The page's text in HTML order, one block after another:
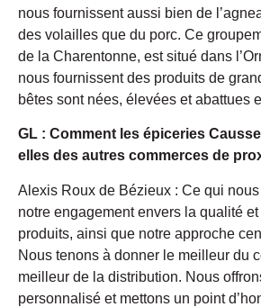
nous fournissent aussi bien de
des volailles que du porc. Ce
de la Charentonne, est situé dans
nous fournissent des produits de
bêtes sont nées, élevées et abattues
GL : Comment les épiceries
elles des autres commerces de
Alexis Roux de Bézieux : Ce qui nous
notre engagement envers la qualité
produits, ainsi que notre approche
Nous tenons à donner le meilleur du
meilleur de la distribution. Nous
personnalisé et mettons un point